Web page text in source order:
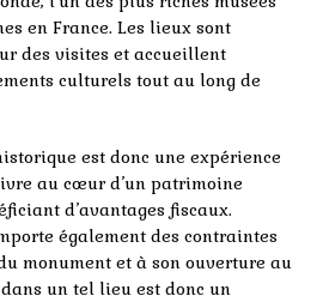
en France. Les lieux sont
des visites et accueillent
culturels tout au long de
est donc une expérience
au cœur d’un patrimoine
d’avantages fiscaux.
également des contraintes
monument et à son ouverture au
un tel lieu est donc un